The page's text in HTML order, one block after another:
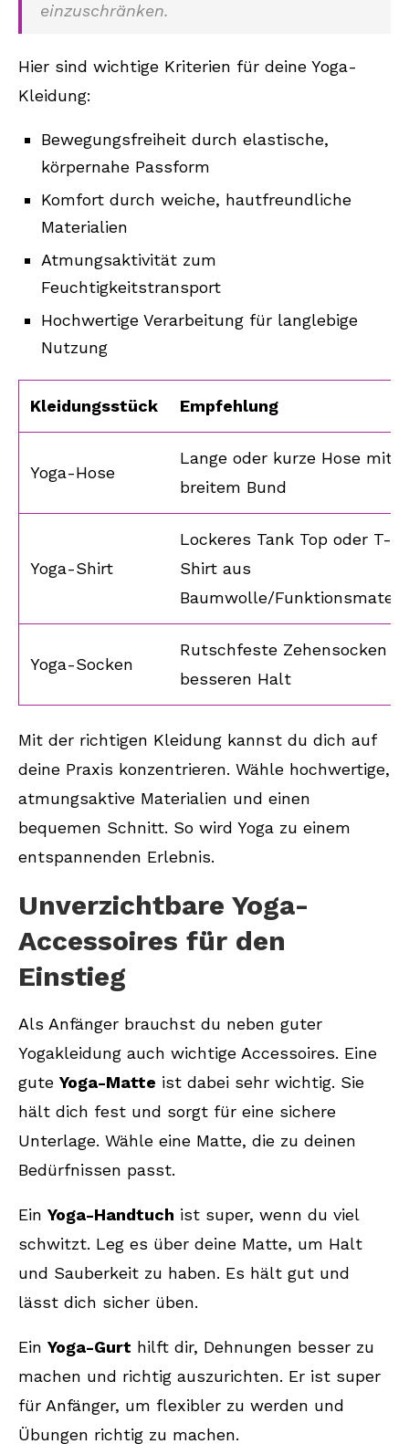
einzuschränken.
Hier sind wichtige Kriterien für deine Yoga-
Kleidung:
Bewegungsfreiheit durch elastische,
körpernahe Passform
Komfort durch weiche, hautfreundliche
Materialien
Atmungsaktivität zum
Feuchtigkeitstransport
Hochwertige Verarbeitung für langlebige
Nutzung
Kleidungsstück Empfehlung
Yoga-Hose
Lange oder kurze Hose mit
breitem Bund
Yoga-Shirt
Lockeres Tank Top oder T-
Shirt aus
Baumwolle/
Yoga-Socken
Rutschfeste Zehensocken
besseren Halt
Mit der richtigen Kleidung kannst du dich auf
deine Praxis konzentrieren. Wähle hochwertige,
atmungsaktive Materialien und einen
bequemen Schnitt. So wird Yoga zu einem
entspannenden Erlebnis.
Unverzichtbare Yoga-
Accessoires für den
Einstieg
Als Anfänger brauchst du neben guter
Yogakleidung auch wichtige Accessoires. Eine
gute Yoga-Matte ist dabei sehr wichtig. Sie
hält dich fest und sorgt für eine sichere
Unterlage. Wähle eine Matte, die zu deinen
Bedürfnissen passt.
Ein Yoga-Handtuch ist super, wenn du viel
schwitzt. Leg es über deine Matte, um Halt
und Sauberkeit zu haben. Es hält gut und
lässt dich sicher üben.
Ein Yoga-Gurt hilft dir, Dehnungen besser zu
machen und richtig auszurichten. Er ist super
für Anfänger, um flexibler zu werden und
Übungen richtig zu machen.